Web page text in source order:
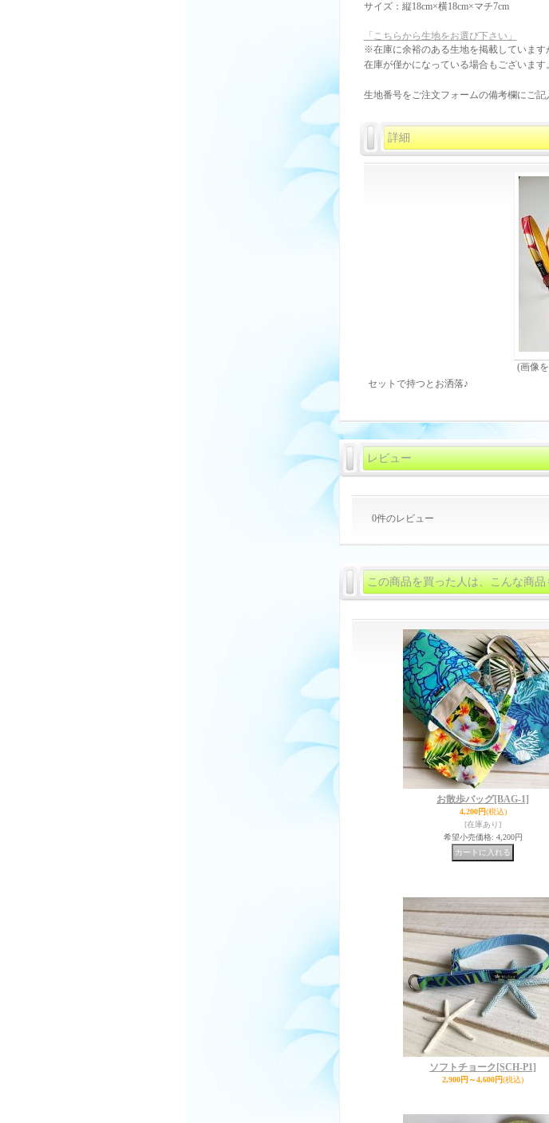
サイズ：縦18cm×横18cm×マチ7cm
「こちらから生地をお選び下さい」
※在庫に余裕のある生地を掲載しています
在庫が僅かになっている場合もございます。
生地番号をご注文フォームの備考欄にご
詳細
(画像
セットで持つとお洒落♪
レビュー
0件のレビュー
この商品を買った人は、こんな商品
お散歩バッグ[BAG-1]
4,200円(税込)
[在庫あり]
希望小売価格: 4,200円
ソフトチョーク [SCH-P1]
2,900円～4,600円(税込)